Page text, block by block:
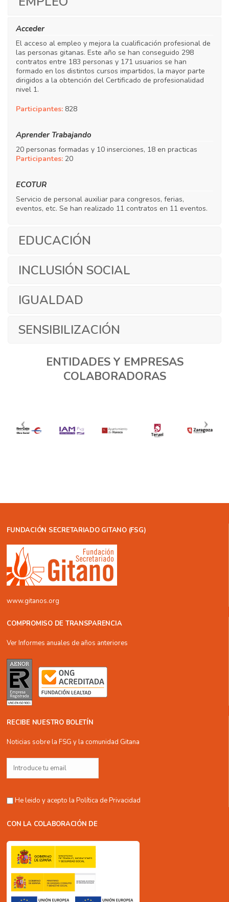
Acceder
El acceso al empleo y mejora la cualificación profesional de
las personas gitanas. Este año se han conseguido 298
contratos entre 183 personas y 171 usuarios se han
formado en los distintos cursos impartidos, la mayor parte
dirigidos a la obtención del Certificado de profesionalidad
nivel 1.
Participantes: 828
Aprender Trabajando
20 personas formadas y 10 inserciones, 18 en practicas
Participantes: 20
ECOTUR
Servicio de personal auxiliar para congresos, ferias,
eventos, etc. Se han realizado 11 contratos en 11 eventos.
EDUCACIÓN
INCLUSIÓN SOCIAL
IGUALDAD
SENSIBILIZACIÓN
ENTIDADES Y EMPRESAS
COLABORADORAS
FUNDACIÓN SECRETARIADO GITANO (FSG)
www.gitanos.org
COMPROMISO DE TRANSPARENCIA
Ver Informes anuales de años anteriores
RECIBE NUESTRO BOLETÍN
Noticias sobre la FSG y la comunidad Gitana
He leido y acepto laPolítica de Privacidad
CON LA COLABORACIÓN DE